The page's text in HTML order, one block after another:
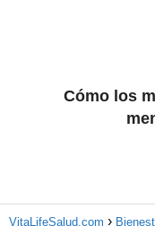
Cómo los
VitaLifeSalud.com